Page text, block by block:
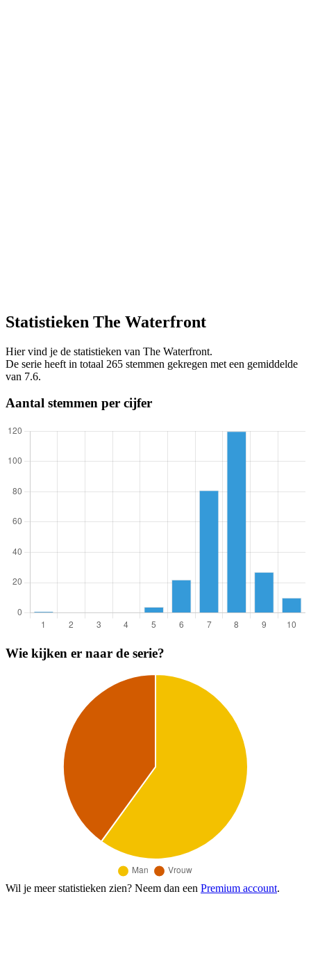
Statistieken The Waterfront
Hier vind je de statistieken van The Waterfront.
De serie heeft in totaal 265 stemmen gekregen met een gemiddelde
van 7.6.
Aantal stemmen per cijfer
Wie kijken er naar de serie?
Wil je meer statistieken zien? Neem dan een Premium account.